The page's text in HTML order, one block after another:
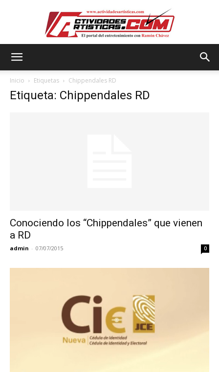
Inicio Etiquetas Chippendales RD
Etiqueta: Chippendales RD
Conociendo los “Chippendales” que vienen
a RD
admin - 07/07/2015 0